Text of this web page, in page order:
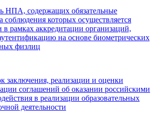
НПА, содержащих обязательные
соблюдения которых осуществляется
рамках аккредитации организаций,
на основе биометрических
физлиц
заключения, реализации и оценки
соглашений об оказании российскими
в реализации образовательных
деятельности